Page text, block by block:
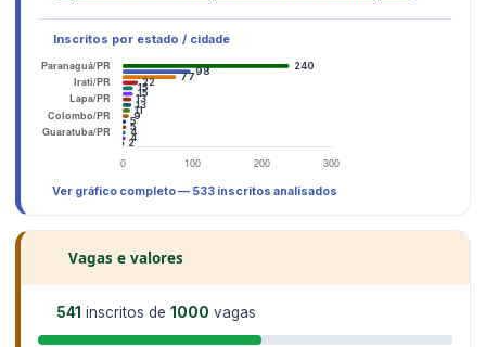
Inscritos por estado / cidade
Ver gráfico completo — 533 inscritos analisados
Vagas e valores
541 inscritos de 1000 vagas